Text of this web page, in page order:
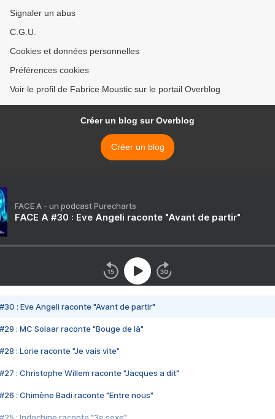
Signaler un abus
C.G.U.
Cookies et données personnelles
Préférences cookies
Voir le profil de Fabrice Moustic sur le portail Overblog
Créer un blog sur Overblog
Créer un blog
FACE A - un podcast Purecharts
FACE A #30 : Eve Angeli raconte "Avant de partir"
#30 : Eve Angeli raconte "Avant de partir"
#29 : MC Solaar raconte "Bouge de là"
#28 : Lorie raconte "Je vais vite"
#27 : Christophe Willem raconte "Jacques a dit"
#26 : Chimène Badi raconte "Entre nous"